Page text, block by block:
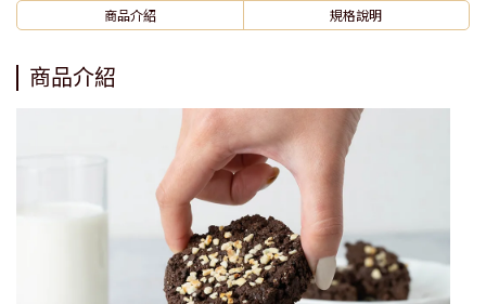
商品介紹 規格說明
商品介紹